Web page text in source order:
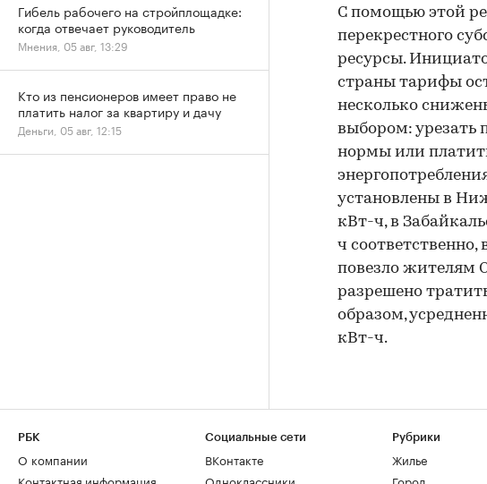
С помощью этой
перекрестного
ресурсы.
страны тарифы
несколько
выбором: урезать
нормы или
установлены в
кВт-ч, в
ч соответственно,
повезло жителям
разрешено
образом,
кВт-ч.
Гибель рабочего на стройплощадке:
когда отвечает руководитель
Мнения, 05 авг, 13:29
Кто из пенсионеров имеет право не
платить налог за квартиру и дачу
Деньги, 05 авг, 12:15
РБК
О компании
Контактная информация
Социальные сети
ВКонтакте
Одноклассники
Рубрики
Жилье
Город